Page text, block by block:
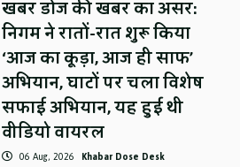
खबर डोज की खबर का असर:
निगम ने रातों-रात शुरू किया
‘आज का कूड़ा, आज ही साफ’
अभियान, घाटों पर चला विशेष
सफाई अभियान, यह हुई थी
वीडियो वायरल
06 Aug, 2026 Khabar Dose Desk